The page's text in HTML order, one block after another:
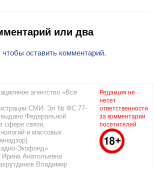
или два
чтобы оставить комментарий.
агентство «Все
СМИ: Эл № ФС 77-
выдано Федеральной
сфере связи,
и массовых
Экофонд»
Анатольевна
Владимир
Редакция не
несет
ответственности
за комментарии
посетителей